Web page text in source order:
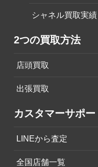
シャネル買取実績
2つの買取方法
店頭買取
出張買取
カスタマーサポー
LINEから査定
全国店舗一覧